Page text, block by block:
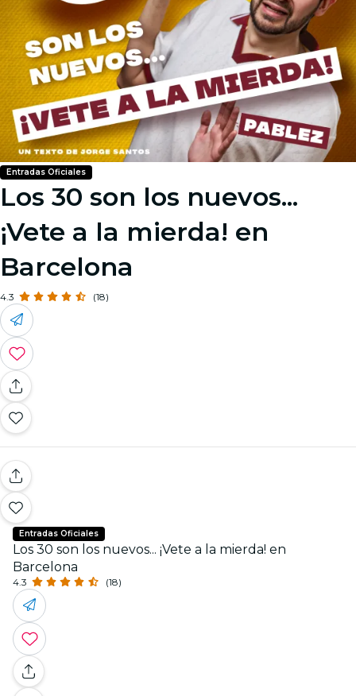
Entradas Oficiales
Los 30 son los nuevos...
¡Vete a la mierda! en
Barcelona
4.3 (18)
Entradas Oficiales
Los 30 son los nuevos... ¡Vete a la mierda! en
Barcelona
4.3 (18)